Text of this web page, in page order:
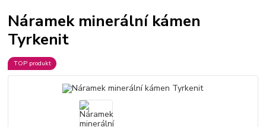
Náramek minerální kámen
Tyrkenit
TOP produkt